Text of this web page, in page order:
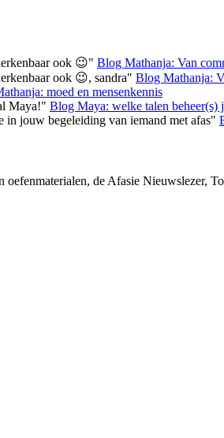
ook 😉" Blog Mathanja: Van
ook 😉, sandra" Blog Mathanja:
moed en mensenkennis
Maya!" Blog Maya: welke talen beheer(s)
jouw begeleiding van iemand met afas"
de Afasie Nieuwslezer,